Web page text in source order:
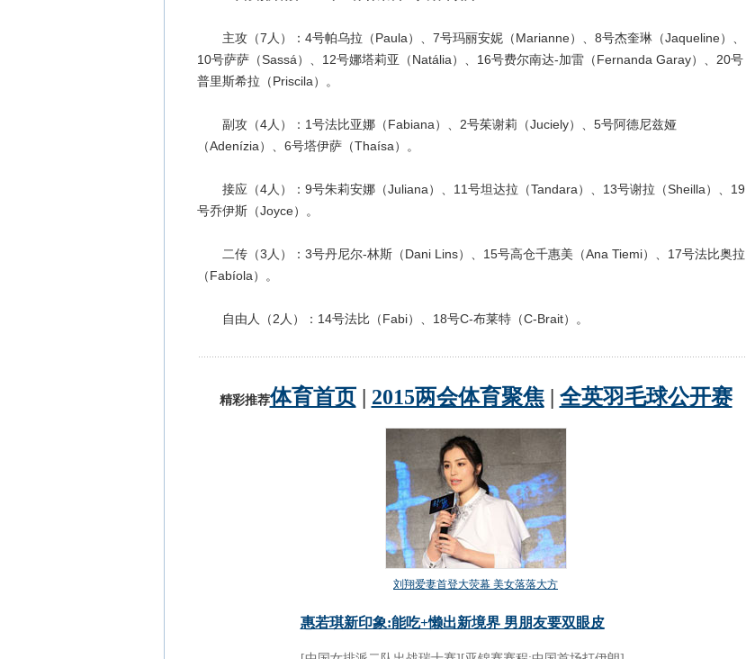
主攻（7人）：4号帕乌拉（Paula）、7号玛丽安妮（Marianne）、8号杰奎琳（Jaqueline）、
10号萨萨（Sassá）、12号娜塔莉亚（Natália）、16号费尔南达-加雷（Fernanda Garay）、20号
普里斯希拉（Priscila）。
副攻（4人）：1号法比亚娜（Fabiana）、2号茱谢莉（Juciely）、5号阿德尼兹娅
（Adenízia）、6号塔伊萨（Thaísa）。
接应（4人）：9号朱莉安娜（Juliana）、11号坦达拉（Tandara）、13号谢拉（Sheilla）、19
号乔伊斯（Joyce）。
二传（3人）：3号丹尼尔-林斯（Dani Lins）、15号高仓千惠美（Ana Tiemi）、17号法比奥拉
（Fabíola）。
自由人（2人）：14号法比（Fabi）、18号C-布莱特（C-Brait）。